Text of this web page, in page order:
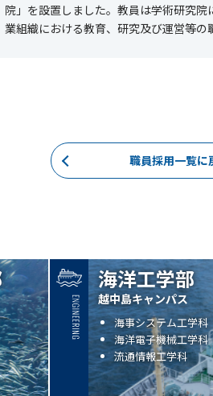
院」を設置しました。教員は学術研究
業組織における教育、研究及び運営等の
職員採用一覧に
海洋工学部
越中島キャンパス
海事システム工学科
海洋電子機械工学科
流通情報工学科